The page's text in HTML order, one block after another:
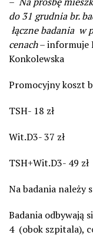
do 31 grudnia br.
łączne badania w
cenach– informuje
Konkolewska
Promocyjny koszt
TSH- 18 zł
Wit.D3- 37 zł
TSH+Wit.D3- 49 zł
Na badania należy
Badania odbywają
4 (obok szpitala),